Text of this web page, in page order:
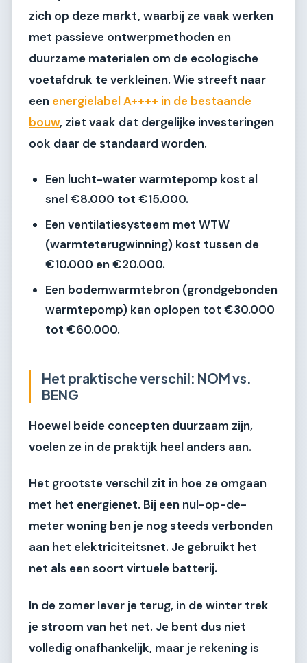
zich op deze markt, waarbij ze vaak werken
met passieve ontwerpmethoden en
duurzame materialen om de ecologische
voetafdruk te verkleinen. Wie streeft naar
een energielabel A++++ in de bestaande
bouw, ziet vaak dat dergelijke investeringen
ook daar de standaard worden.
Een lucht-water warmtepomp kost al
snel €8.000 tot €15.000.
Een ventilatiesysteem met WTW
(warmteterugwinning) kost tussen de
€10.000 en €20.000.
Een bodemwarmtebron (grondgebonden
warmtepomp) kan oplopen tot €30.000
tot €60.000.
Het praktische verschil: NOM vs.
BENG
Hoewel beide concepten duurzaam zijn,
voelen ze in de praktijk heel anders aan.
Het grootste verschil zit in hoe ze omgaan
met het energienet. Bij een nul-op-de-
meter woning ben je nog steeds verbonden
aan het elektriciteitsnet. Je gebruikt het
net als een soort virtuele batterij.
In de zomer lever je terug, in de winter trek
je stroom van het net. Je bent dus niet
volledig onafhankelijk, maar je rekening is